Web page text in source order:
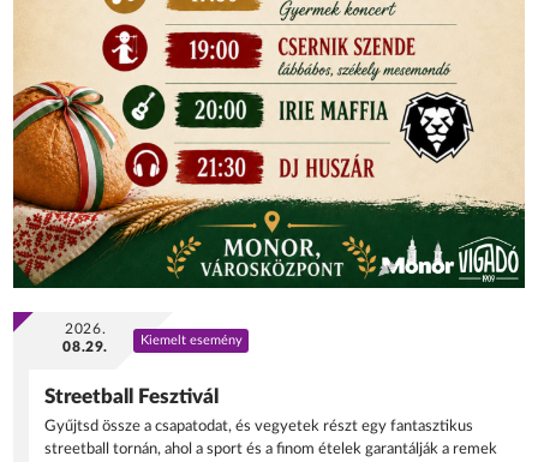
2026.
08.29.
Kiemelt esemény
Streetball Fesztivál
Gyűjtsd össze a csapatodat, és vegyetek részt egy fantasztikus
streetball tornán, ahol a sport és a finom ételek garantálják a remek